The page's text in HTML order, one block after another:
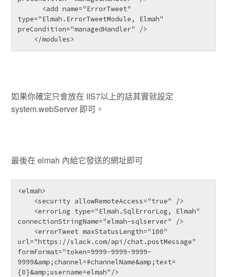
type="Elmah.ErrorTweetModule, Elmah"
preCondition="managedHandler" />
    </modules>
如果你確定只會放在 IIS7以上的話其實就設定
system.webServer 即可。
最後在 elmah 內給它發送的網址即可
<elmah>
connectionStringName="elmah-sqlserver" />
url="https://slack.com/api/chat.postMessage"
formFormat="token=9999-9999-9999-
9999&amp;channel=#channelName&amp;text=
{0}&amp;username=elmah"/>